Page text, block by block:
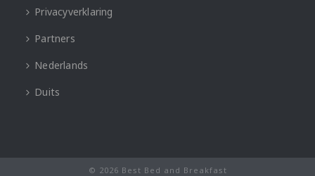
Privacyverklaring
Partners
Nederlands
Duits
© 2026 Best Bed and Breakfast